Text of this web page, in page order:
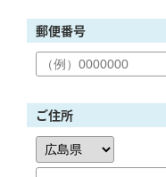
郵便番号
ご住所